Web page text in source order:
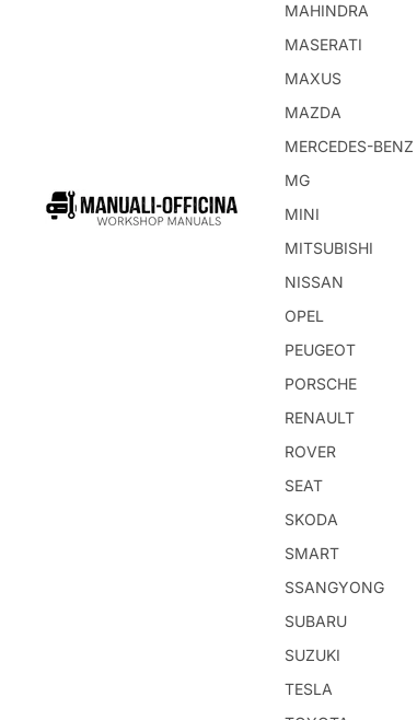
MAHINDRA
MASERATI
MAXUS
MAZDA
MERCEDES-BENZ
MG
MINI
MITSUBISHI
NISSAN
OPEL
PEUGEOT
PORSCHE
RENAULT
ROVER
SEAT
SKODA
SMART
SSANGYONG
SUBARU
SUZUKI
TESLA